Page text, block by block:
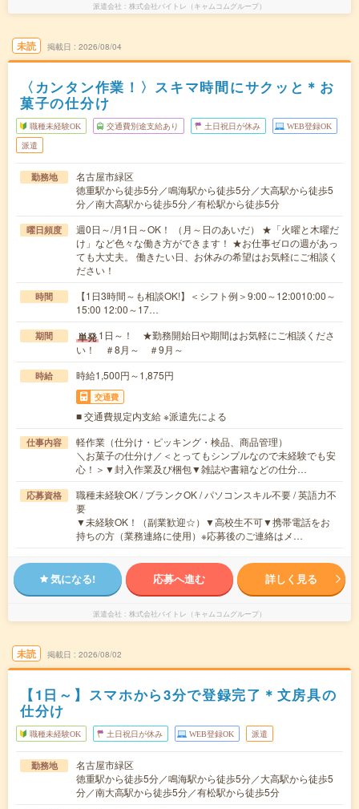
派遣会社 株式会社バイトレ（キャムコムグループ）
未読 掲載日 2026/08/04
〈カンタン作業！〉スキマ時間にサクッと＊お
菓子の仕分け
職種未経験OK 交通費別途支給あり 土日祝日が休み WEB登録OK
派遣
勤務地
名古屋市緑区
徳重駅から徒歩5分／鳴海駅から徒歩5分／大高駅から徒歩5
分／南大高駅から徒歩5分／有松駅から徒歩5分
曜日頻度
週0日～/月1日～OK！ （月～日のあいだ） ★「火曜と木曜だ
け」など色々な働き方ができます！ ★お仕事ゼロの週があっ
ても大丈夫。 働きたい日、お休みの希望はお気軽にご相談く
ださい！
時間
【1日3時間～も相談OK!】＜シフト例＞9:00～12:0010:00～
15:00 12:00～17…
期間 単発1日～！ ★勤務開始日や期間はお気軽にご相談くださ
い！ ＃8月～ ＃9月～
時給 時給1,500円～1,875円
交通費
■ 交通費規定内支給 ※派遣先による
仕事内容
軽作業（仕分け・ピッキング・検品、商品管理）
＼お菓子の仕分け／＜とってもシンプルなので未経験でも安
心！＞▼封入作業及び梱包▼雑誌や書籍などの仕分…
応募資格
職種未経験OK / ブランクOK / パソコンスキル不要 / 英語力不
要
▼未経験OK！（副業歓迎☆）▼高校生不可▼携帯電話をお
持ちの方（業務連絡に使用）※応募後のご連絡はメ…
気になる! 応募へ進む 詳しく見る
派遣会社 株式会社バイトレ（キャムコムグループ）
未読 掲載日 2026/08/02
【1日～】スマホから3分で登録完了＊文房具の
仕分け
職種未経験OK 土日祝日が休み WEB登録OK 派遣
勤務地
名古屋市緑区
徳重駅から徒歩5分／鳴海駅から徒歩5分／大高駅から徒歩5
分／南大高駅から徒歩5分／有松駅から徒歩5分